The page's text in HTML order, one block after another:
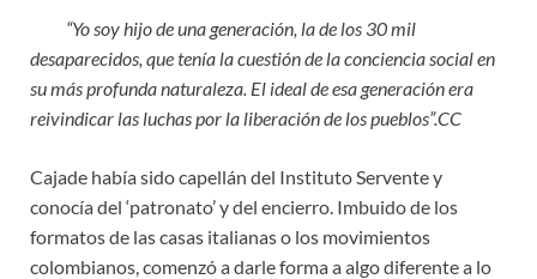
“Yo soy hijo de una generación, la de los 30 mil
desaparecidos, que tenía la cuestión de la conciencia social en
su más profunda naturaleza. El ideal de esa generación era
reivindicar las luchas por la liberación de los pueblos”.CC
Cajade había sido capellán del Instituto Servente y
conocía del ‘patronato’ y del encierro. Imbuido de los
formatos de las casas italianas o los movimientos
colombianos, comenzó a darle forma a algo diferente a lo